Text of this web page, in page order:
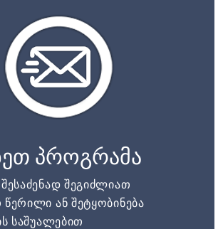
პროგრამა
შეგიძლიათ
ან შეტყობინება
საშუალებით